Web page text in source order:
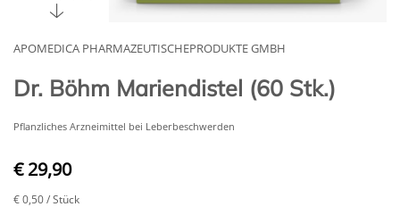
APOMEDICA PHARMAZEUTISCHEPRODUKTE GMBH
Dr. Böhm Mariendistel (60 Stk.)
Pflanzliches Arzneimittel bei Leberbeschwerden
€ 29,90
€ 0,50/ Stück